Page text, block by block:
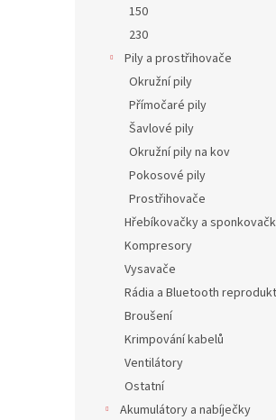
150
230
Pily a prostřihovače
Okružní pily
Přímočaré pily
Šavlové pily
Okružní pily na kov
Pokosové pily
Prostřihovače
Hřebíkovačky a
Kompresory
Vysavače
Rádia a Bluetooth
Broušení
Krimpování kabelů
Ventilátory
Ostatní
Akumulátory a nabíječky